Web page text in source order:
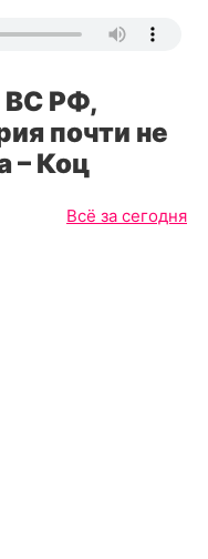
ВС РФ,
почти не
– Коц
Всё за сегодня